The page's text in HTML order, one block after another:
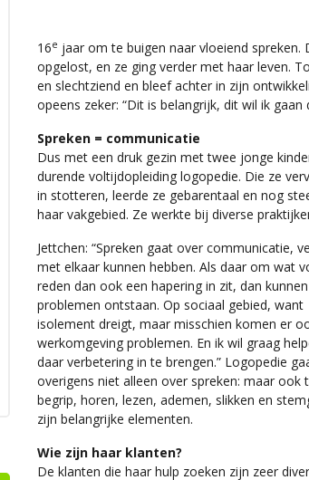
16e jaar om te buigen naar vloeiend
opgelost, en ze ging verder met haar leven.
en slechtziend en bleef achter in zijn
opeens zeker: “Dit is belangrijk, dit wil ik gaan
Spreken = communicatie
Dus met een druk gezin met twee jonge
durende voltijdopleiding logopedie. Die ze
in stotteren, leerde ze gebarentaal en nog
haar vakgebied. Ze werkte bij diverse
Jettchen: “Spreken gaat over communicatie,
met elkaar kunnen hebben. Als daar om wat
reden dan ook een hapering in zit, dan
problemen ontstaan. Op sociaal gebied, want
isolement dreigt, maar misschien komen er
werkomgeving problemen. En ik wil graag
daar verbetering in te brengen.” Logopedie
overigens niet alleen over spreken: maar ook
begrip, horen, lezen, ademen, slikken en
zijn belangrijke elementen.
Wie zijn haar klanten?
De klanten die haar hulp zoeken zijn zeer